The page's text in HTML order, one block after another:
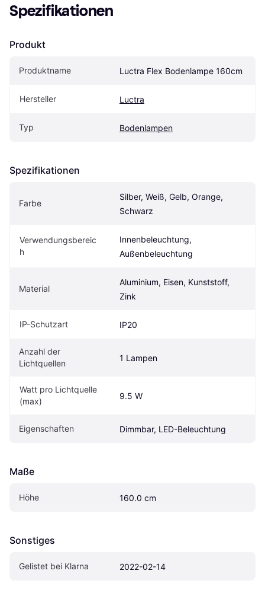
Spezifikationen
Produkt
Produktname Luctra Flex Bodenlampe 160cm
Hersteller Luctra
Typ Bodenlampen
Spezifikationen
Farbe
Silber, Weiß, Gelb, Orange,
Schwarz
Verwendungsbereic
h
Innenbeleuchtung,
Außenbeleuchtung
Material
Aluminium, Eisen, Kunststoff,
Zink
IP-Schutzart IP20
Anzahl der
Lichtquellen
1 Lampen
Watt pro Lichtquelle
(max)
9.5 W
Eigenschaften Dimmbar, LED-Beleuchtung
Maße
Höhe 160.0 cm
Sonstiges
Gelistet bei Klarna 2022-02-14